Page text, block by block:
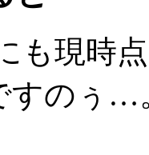
も現時
すのぅ…